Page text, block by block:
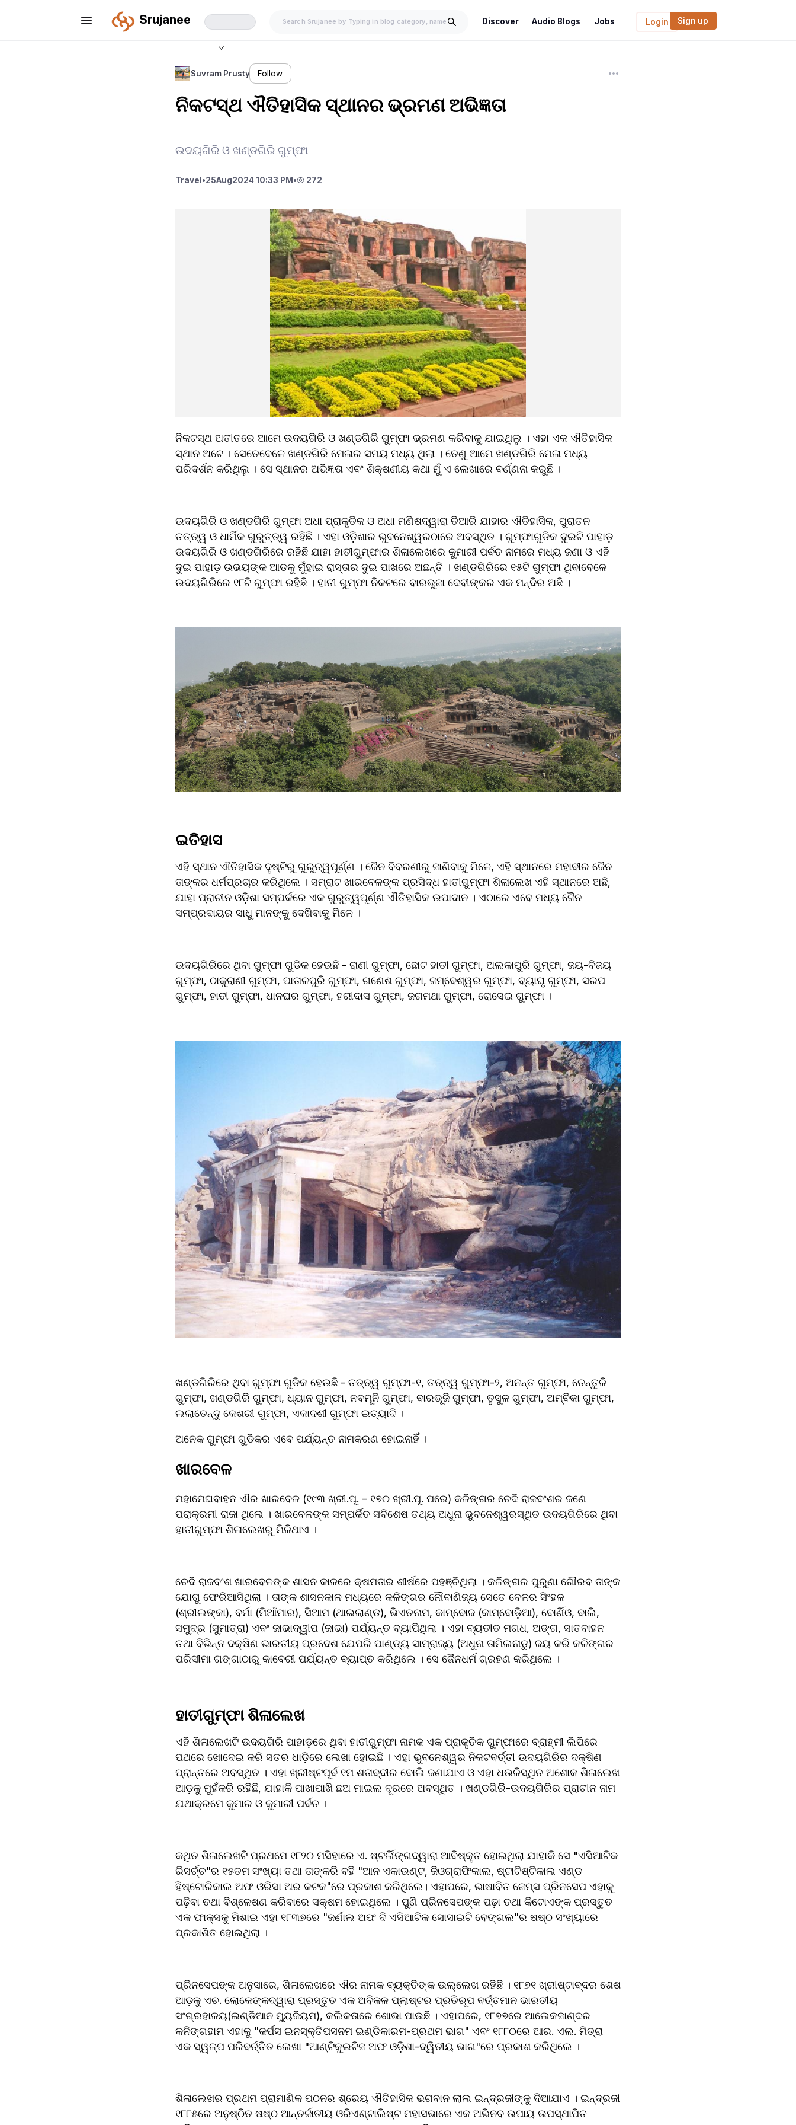
Srujanee Discover Audio Blogs Jobs Login Sign up
Suvram Prusty Follow
ନିକଟସ୍ଥ ଐତିହାସିକ ସ୍ଥାନର ଭ୍ରମଣ ଅଭିଜ୍ଞତା
ଉଦୟଗିରି ଓ ଖଣ୍ଡଗିରି ଗୁମ୍ଫା
Travel •25Aug2024 10:33 PM • 272
ନିକଟସ୍ଥ ଅତୀତରେ ଆମେ ଉଦୟଗିରି ଓ ଖଣ୍ଡଗିରି ଗୁମ୍ଫା ଭ୍ରମଣ କରିବାକୁ ଯାଇଥିଲୁ । ଏହା ଏକ ଐତିହାସିକ
ସ୍ଥାନ ଅଟେ । ସେତେବେଳେ ଖଣ୍ଡଗିରି ମେଳାର ସମୟ ମଧ୍ୟ ଥିଲା । ତେଣୁ ଆମେ ଖଣ୍ଡଗିରି ମେଳା ମଧ୍ୟ
ପରିଦର୍ଶନ କରିଥିଲୁ । ସେ ସ୍ଥାନର ଅଭିଜ୍ଞତା ଏବଂ ଶିକ୍ଷଣୀୟ କଥା ମୁଁ ଏ ଲେଖାରେ ବର୍ଣ୍ଣନା କରୁଛି ।
ଉଦୟଗିରି ଓ ଖଣ୍ଡଗିରି ଗୁମ୍ଫା ଅଧା ପ୍ରାକୃତିକ ଓ ଅଧା ମଣିଷଦ୍ୱାରା ତିଆରି ଯାହାର ଐତିହାସିକ, ପୁରାତନ
ତତ୍ତ୍ୱ ଓ ଧାର୍ମିକ ଗୁରୁତ୍ତ୍ୱ ରହିଛି । ଏହା ଓଡ଼ିଶାର ଭୁବନେଶ୍ୱରଠାରେ ଅବସ୍ଥିତ । ଗୁମ୍ଫାଗୁଡିକ ଦୁଇଟି ପାହାଡ଼
ଉଦୟଗିରି ଓ ଖଣ୍ଡଗିରିରେ ରହିଛି ଯାହା ହାତୀଗୁମ୍ଫାର ଶିଳାଲେଖରେ କୁମାରୀ ପର୍ବତ ନାମରେ ମଧ୍ୟ ଜଣା ଓ ଏହି
ଦୁଇ ପାହାଡ଼ ଉଭୟଙ୍କ ଆଡକୁ ମୁଁହାଇ ରାସ୍ତାର ଦୁଇ ପାଖରେ ଅଛନ୍ତି । ଖଣ୍ଡଗିରିରେ ୧୫ଟି ଗୁମ୍ଫା ଥିବାବେଳେ
ଉଦୟଗିରିରେ ୧୮ଟି ଗୁମ୍ଫା ରହିଛି । ହାତୀ ଗୁମ୍ଫା ନିକଟରେ ବାରଭୁଜା ଦେବୀଙ୍କର ଏକ ମନ୍ଦିର ଅଛି ।
ଇତିହାସ
ଏହି ସ୍ଥାନ ଐତିହାସିକ ଦୃଷ୍ଟିରୁ ଗୁରୁତ୍ୱପୂର୍ଣ୍ଣ । ଜୈନ ବିବରଣୀରୁ ଜାଣିବାକୁ ମିଳେ, ଏହି ସ୍ଥାନରେ ମହାବୀର ଜୈନ
ତାଙ୍କର ଧର୍ମପ୍ରଚାର କରିଥିଲେ । ସମ୍ରାଟ ଖାରବେଳଙ୍କ ପ୍ରସିଦ୍ଧ ହାତୀଗୁମ୍ଫା ଶିଳାଲେଖ ଏହି ସ୍ଥାନରେ ଅଛି,
ଯାହା ପ୍ରାଚୀନ ଓଡ଼ିଶା ସମ୍ପର୍କରେ ଏକ ଗୁରୁତ୍ୱପୂର୍ଣ୍ଣ ଐତିହାସିକ ଉପାଦାନ । ଏଠାରେ ଏବେ ମଧ୍ୟ ଜୈନ
ସମ୍ପ୍ରଦାୟର ସାଧୁ ମାନଙ୍କୁ ଦେଖିବାକୁ ମିଳେ ।
ଉଦୟଗିରିରେ ଥିବା ଗୁମ୍ଫା ଗୁଡିକ ହେଉଛି - ରାଣୀ ଗୁମ୍ଫା, ଛୋଟ ହାତୀ ଗୁମ୍ଫା, ଅଲକାପୁରି ଗୁମ୍ଫା, ଜୟ-ବିଜୟ
ଗୁମ୍ଫା, ଠାକୁରାଣୀ ଗୁମ୍ଫା, ପାତାଳପୁରି ଗୁମ୍ଫା, ଗଣେଶ ଗୁମ୍ଫା, ଜମ୍ବେଶ୍ୱର ଗୁମ୍ଫା, ବ୍ୟାଘୃ ଗୁମ୍ଫା, ସରପ
ଗୁମ୍ଫା, ହାତୀ ଗୁମ୍ଫା, ଧାନଘର ଗୁମ୍ଫା, ହରୀଦାସ ଗୁମ୍ଫା, ଜଗମଥା ଗୁମ୍ଫା, ରୋସେଇ ଗୁମ୍ଫା ।
ଖଣ୍ଡଗିରିରେ ଥିବା ଗୁମ୍ଫା ଗୁଡିକ ହେଉଛି - ତତ୍ତ୍ୱ ଗୁମ୍ଫା-୧, ତତ୍ତ୍ୱ ଗୁମ୍ଫା-୨, ଅନନ୍ତ ଗୁମ୍ଫା, ତେନ୍ତୁଳି
ଗୁମ୍ଫା, ଖଣ୍ଡଗିରି ଗୁମ୍ଫା, ଧ୍ୟାନ ଗୁମ୍ଫା, ନବମୂନି ଗୁମ୍ଫା, ବାରଭୂଜି ଗୁମ୍ଫା, ତୃସୁଳ ଗୁମ୍ଫା, ଅମ୍ବିକା ଗୁମ୍ଫା,
ଲଲାତେନ୍ଦୁ କେଶରୀ ଗୁମ୍ଫା, ଏକାଦଶୀ ଗୁମ୍ଫା ଇତ୍ୟାଦି ।
ଅନେକ ଗୁମ୍ଫା ଗୁଡିକର ଏବେ ପର୍ଯ୍ୟନ୍ତ ନାମକରଣ ହୋଇନାହିଁ ।
ଖାରବେଳ
ମହାମେଘବାହନ ଐର ଖାରବେଳ (୧୯୩ ଖ୍ରୀ.ପୂ. – ୧୭୦ ଖ୍ରୀ.ପୂ. ପରେ) କଳିଙ୍ଗର ଚେଦି ରାଜବଂଶର ଜଣେ
ପରାକ୍ରମୀ ରାଜା ଥିଲେ । ଖାରବେଳଙ୍କ ସମ୍ପର୍କିତ ସବିଶେଷ ତଥ୍ୟ ଅଧୁନା ଭୁବନେଶ୍ୱରସ୍ଥିତ ଉଦୟଗିରିରେ ଥିବା
ହାତୀଗୁମ୍ଫା ଶିଳାଲେଖରୁ ମିଳିଥାଏ ।
ଚେଦି ରାଜବଂଶ ଖାରବେଳଙ୍କ ଶାସନ କାଳରେ କ୍ଷମତାର ଶୀର୍ଷରେ ପହଞ୍ଚିଥିଲା । କଳିଙ୍ଗର ପୁରୁଣା ଗୌରବ ତାଙ୍କ
ଯୋଗୁ ଫେରିଆସିଥିଲା । ତାଙ୍କ ଶାସନକାଳ ମଧ୍ୟରେ କଳିଙ୍ଗର ନୌବାଣିଜ୍ୟ ସେତେ ବେଳର ସିଂହଳ
(ଶ୍ରୀଲଙ୍କା), ବର୍ମା (ମିଆଁମାର), ସିଆମ (ଥାଇଲାଣ୍ଡ), ଭିଏତନାମ, କାମ୍ବୋଜ (କାମ୍ବୋଡ଼ିଆ), ବୋର୍ଣିଓ, ବାଲି,
ସମୁଦ୍ର (ସୁମାତ୍ରା) ଏବଂ ଜାଭାଦ୍ୱୀପ (ଜାଭା) ପର୍ଯ୍ୟନ୍ତ ବ୍ୟାପିଥିଲା । ଏହା ବ୍ୟତୀତ ମଗଧ, ଅଙ୍ଗ, ସାତବାହନ
ତଥା ବିଭିନ୍ନ ଦକ୍ଷିଣ ଭାରତୀୟ ପ୍ରଦେଶ ଯେପରି ପାଣ୍ଡ୍ୟ ସାମ୍ରାଜ୍ୟ (ଅଧୁନା ତାମିଲନାଡୁ) ଜୟ କରି କଳିଙ୍ଗର
ପରିସୀମା ଗଙ୍ଗାଠାରୁ କାବେରୀ ପର୍ଯ୍ୟନ୍ତ ବ୍ୟାପ୍ତ କରିଥିଲେ । ସେ ଜୈନଧର୍ମ ଗ୍ରହଣ କରିଥିଲେ ।
ହାତୀଗୁମ୍ଫା ଶିଳାଲେଖ
ଏହି ଶିଳାଲେଖଟି ଉଦୟଗିରି ପାହାଡ଼ରେ ଥିବା ହାତୀଗୁମ୍ଫା ନାମକ ଏକ ପ୍ରାକୃତିକ ଗୁମ୍ଫାରେ ବ୍ରାହ୍ମୀ ଲିପିରେ
ପଥରେ ଖୋଦେଇ କରି ସତର ଧାଡ଼ିରେ ଲେଖା ହୋଇଛି । ଏହା ଭୁବନେଶ୍ୱର ନିକଟବର୍ତ୍ତୀ ଉଦୟଗିରିର ଦକ୍ଷିଣ
ପ୍ରାନ୍ତରେ ଅବସ୍ଥିତ । ଏହା ଖ୍ରୀଷ୍ଟପୂର୍ବ ୧ମ ଶତାବ୍ଦୀର ବୋଲି ଜଣାଯାଏ ଓ ଏହା ଧଉଳିସ୍ଥିତ ଅଶୋକ ଶିଳାଲେଖ
ଆଡ଼କୁ ମୁହଁକରି ରହିଛି, ଯାହାକି ପାଖାପାଖି ଛଅ ମାଇଲ ଦୂରରେ ଅବସ୍ଥିତ । ଖଣ୍ଡଗିରିି-ଉଦୟଗିରିର ପ୍ରାଚୀନ ନାମ
ଯଥାକ୍ରମେ କୁମାର ଓ କୁମାରୀ ପର୍ବତ ।
କଥିତ ଶିଳାଲେଖଟି ପ୍ରଥମେ ୧୮୨୦ ମସିହାରେ ଏ. ଷ୍ଟର୍ଲିଙ୍ଗଦ୍ୱାରା ଆବିଷ୍କୃତ ହୋଇଥିଲା ଯାହାକି ସେ "ଏସିଆଟିକ
ରିସର୍ଚ୍ଚ"ର ୧୫ତମ ସଂଖ୍ୟା ତଥା ତାଙ୍କରି ବହି "ଆନ ଏକାଉଣ୍ଟ, ଜିଓଗ୍ରାଫିକାଲ, ଷ୍ଟାଟିଷ୍ଟିକାଲ ଏଣ୍ଡ
ହିଷ୍ଟୋରିକାଲ ଅଫ ଓରିସା ଅର କଟକ"ରେ ପ୍ରକାଶ କରିଥିଲେ। ଏହାପରେ, ଭାଷାବିତ ଜେମ୍ସ ପ୍ରିନସେପ ଏହାକୁ
ପଢ଼ିବା ତଥା ବିଶ୍ଳେଷଣ କରିବାରେ ସକ୍ଷମ ହୋଇଥିଲେ । ପୁଣି ପ୍ରିନସେପଙ୍କ ପଢ଼ା ତଥା କିଟୋଏଙ୍କ ପ୍ରସ୍ତୁତ
ଏକ ଫାକ୍ସକୁ ମିଶାଇ ଏହା ୧୮୩୭ରେ "ଜର୍ଣାଲ ଅଫ ଦି ଏସିଆଟିକ ସୋସାଇଟି ବେଙ୍ଗଲ"ର ଷଷ୍ଠ ସଂଖ୍ୟାରେ
ପ୍ରକାଶିତ ହୋଇଥିଲା ।
ପ୍ରିନସେପଙ୍କ ଅନୁସାରେ, ଶିଳାଲେଖରେ ଐର ନାମକ ବ୍ୟକ୍ତିଙ୍କ ଉଲ୍ଲେଖ ରହିଛି । ୧୮୭୧ ଖ୍ରୀଷ୍ଟାବ୍ଦର ଶେଷ
ଆଡ଼କୁ ଏଚ. ଲୋକେଙ୍କଦ୍ୱାରା ପ୍ରସ୍ତୁତ ଏକ ଅବିକଳ ପ୍ଲାଷ୍ଟର ପ୍ରତିରୂପ ବର୍ତ୍ତମାନ ଭାରତୀୟ
ସଂଗ୍ରହାଳୟ(ଇଣ୍ଡିଆନ ମ୍ୟୁଜିୟମ), କଲିକତାରେ ଶୋଭା ପାଉଛି । ଏହାପରେ, ୧୮୭୭ରେ ଆଲେକଜାଣ୍ଦର
କନିଙ୍ଗହାମ ଏହାକୁ "କର୍ପସ ଇନସ୍କ୍ତିପସନମ ଇଣ୍ଡିକାରମ-ପ୍ରଥମ ଭାଗ" ଏବଂ ୧୮୮୦ରେ ଆର. ଏଲ. ମିତ୍ରା
ଏକ ସ୍ୱଳ୍ପ ପରିବର୍ତ୍ତିତ ଲେଖା "ଆଣ୍ଟିକୁଇଟିଜ ଅଫ ଓଡ଼ିଶା-ଦ୍ୱିତୀୟ ଭାଗ"ରେ ପ୍ରକାଶ କରିଥିଲେ ।
ଶିଳାଲେଖର ପ୍ରଥମ ପ୍ରାମାଣିକ ପଠନର ଶ୍ରେୟ ଐତିହାସିକ ଭଗବାନ ଲାଲ ଇନ୍ଦ୍ରଜୀଙ୍କୁ ଦିଆଯାଏ । ଇନ୍ଦ୍ରଜୀ
୧୮୮୫ରେ ଅନୁଷ୍ଠିତ ଷଷ୍ଠ ଆନ୍ତର୍ଜାତୀୟ ଓରିଏଣ୍ଟାଲିଷ୍ଟ ମହାସଭାରେ ଏକ ଅଭିନବ ଉପାୟ ଉପସ୍ଥାପିତ